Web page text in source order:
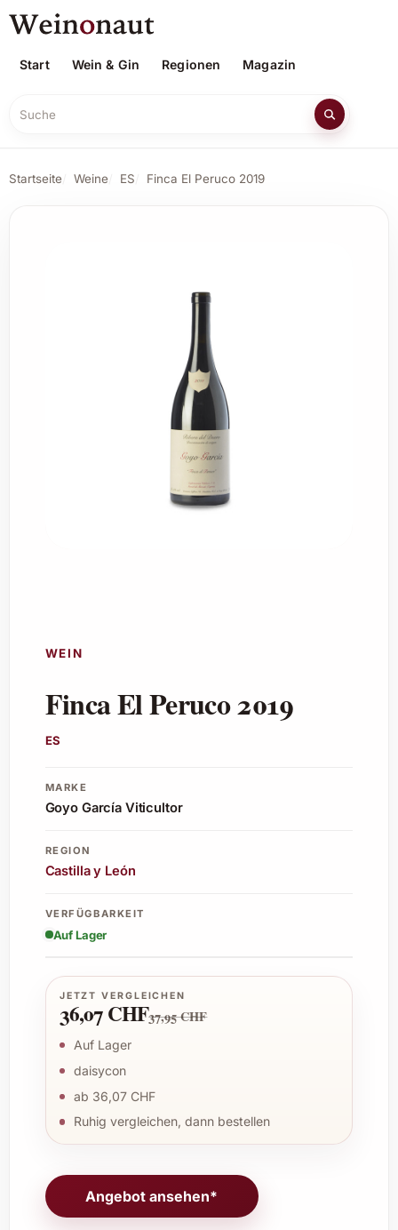
Start Wein & Gin Regionen Magazin
Suche
Startseite Weine ES Finca El Peruco 2019
WEIN
Finca El Peruco 2019
ES
MARKE
Goyo García Viticultor
REGION
Castilla y León
VERFÜGBARKEIT
Auf Lager
JETZT VERGLEICHEN
36,07 CHF37,95 CHF
Auf Lager
daisycon
ab 36,07 CHF
Ruhig vergleichen, dann bestellen
Angebot ansehen*